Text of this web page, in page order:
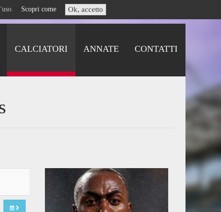
l'uso. Scopri come Ok, accetto
CALCIATORI ANNATE CONTATTI